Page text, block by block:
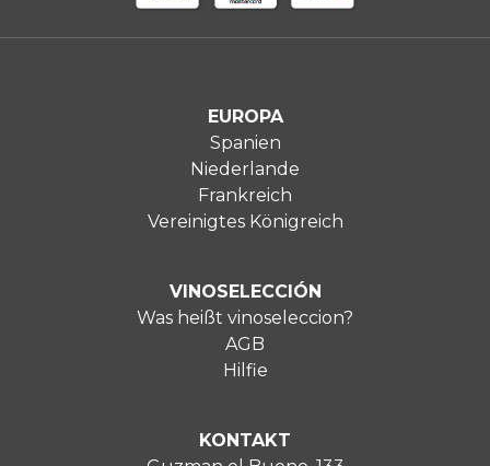
EUROPA
Spanien
Niederlande
Frankreich
Vereinigtes Königreich
VINOSELECCIÓN
Was heißt vinoseleccion?
AGB
Hilfie
KONTAKT